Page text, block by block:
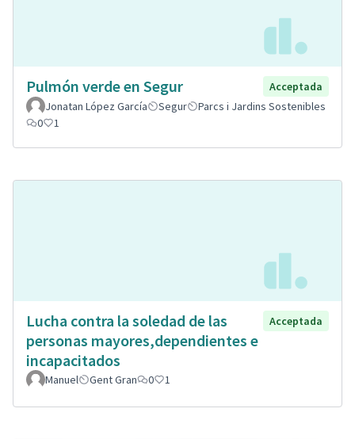
Pulmón verde en Segur
Acceptada
Jonatan López García
Segur
Parcs i Jardins Sostenibles
0
1
Lucha contra la soledad de las
personas mayores,dependientes e
incapacitados
Acceptada
Manuel Gent Gran 0 1